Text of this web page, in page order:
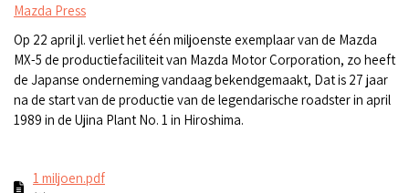
Mazda Press
Op 22 april jl. verliet het één miljoenste exemplaar van de Mazda
MX-5 de productiefaciliteit van Mazda Motor Corporation, zo heeft
de Japanse onderneming vandaag bekendgemaakt, Dat is 27 jaar
na de start van de productie van de legendarische roadster in april
1989 in de Ujina Plant No. 1 in Hiroshima.
1 miljoen.pdf